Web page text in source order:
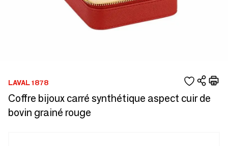
LAVAL 1878
Coffre bijoux carré synthétique aspect cuir de
bovin grainé rouge